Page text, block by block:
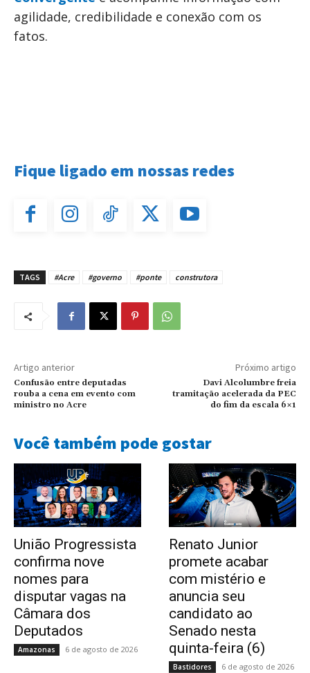
agilidade, credibilidade e conexão com os
fatos.
Fique ligado em nossas redes
TAGS #Acre #governo #ponte construtora
Artigo anterior
Confusão entre deputadas
rouba a cena em evento com
ministro no Acre
Próximo artigo
Davi Alcolumbre freia
tramitação acelerada da PEC
do fim da escala 6×1
Você também pode gostar
União Progressista
confirma nove
nomes para
disputar vagas na
Câmara dos
Deputados
Amazonas 6 de agosto de 2026
Renato Junior
promete acabar
com mistério e
anuncia seu
candidato ao
Senado nesta
quinta-feira (6)
Bastidores 6 de agosto de 2026